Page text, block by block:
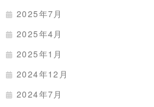
2025年7月
2025年4月
2025年1月
2024年12月
2024年7月